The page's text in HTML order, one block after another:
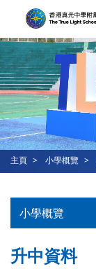
主頁 小學概覽
小學概覽
升中資料